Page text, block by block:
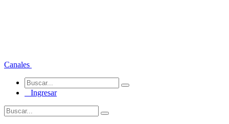
Canales
Ingresar